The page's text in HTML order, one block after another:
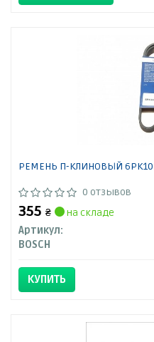
РЕМЕНЬ П-КЛИНОВЫЙ
0 отзывов
355 ₴
на складе
Артикул:
BOSCH
КУПИТЬ